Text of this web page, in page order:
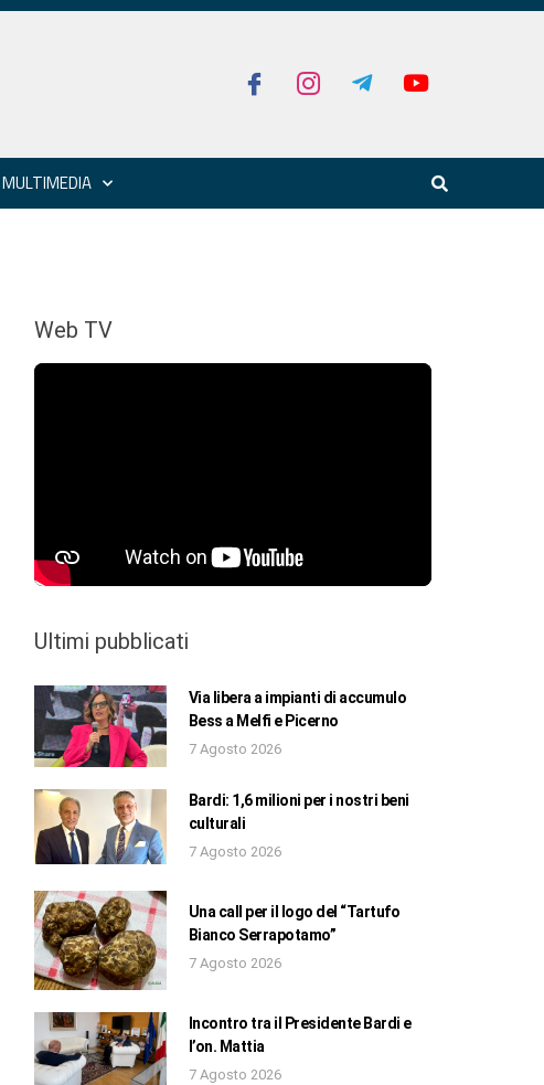
MULTIMEDIA
Web TV
Ultimi pubblicati
Via libera a impianti di accumulo
Bess a Melfi e Picerno
7 Agosto 2026
Bardi: 1,6 milioni per i nostri beni
culturali
7 Agosto 2026
Una call per il logo del “Tartufo
Bianco Serrapotamo”
7 Agosto 2026
Incontro tra il Presidente Bardi e
l’on. Mattia
7 Agosto 2026